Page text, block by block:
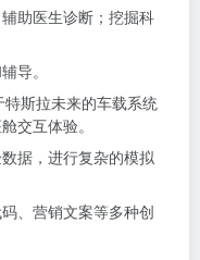
助医生诊断；挖掘科
导。
特斯拉未来的车载系统
交互体验。
据，进行复杂的模拟
、营销文案等多种创